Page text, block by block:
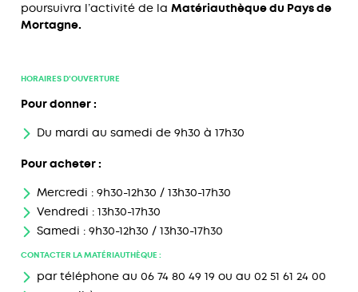
poursuivra l’activité de laMatériauthèque du Pays de
Mortagne.
HORAIRES D’OUVERTURE
Pour donner :
Du mardi au samedi de 9h30 à 17h30
Pour acheter :
Mercredi : 9h30-12h30 / 13h30-17h30
Vendredi : 13h30-17h30
Samedi : 9h30-12h30 / 13h30-17h30
CONTACTER LA MATÉRIAUTHÈQUE :
par téléphone au 06 74 80 49 19 ou au 02 51 61 24 00